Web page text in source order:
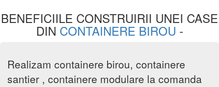
BENEFICIILE CONSTRUIRII UNEI CASE
DIN CONTAINERE BIROU -
Realizam containere birou, containere
santier , containere modulare la comanda